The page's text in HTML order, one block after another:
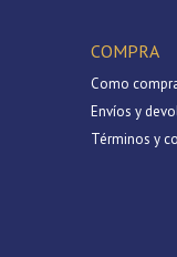
COMPRA
Como
Envíos y
Términos y